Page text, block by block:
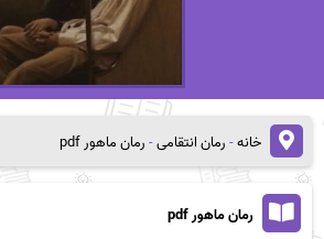
خانه-رمان انتقامی-رمان ماهور pdf
رمان ماهور pdf